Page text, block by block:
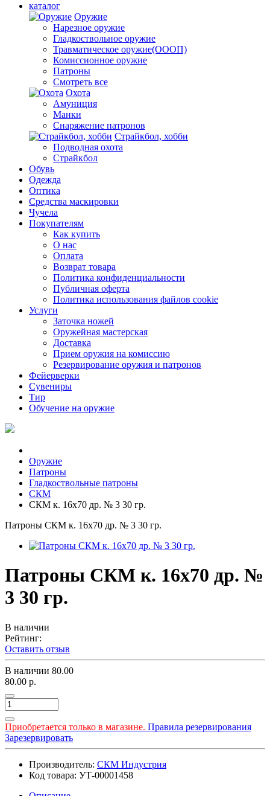
каталог
Оружие
Нарезное оружие
Гладкоствольное оружие
Травматическое оружие(ОООП)
Комиссионное оружие
Патроны
Смотреть все
Охота
Амуниция
Манки
Снаряжение патронов
Страйкбол, хобби
Подводная охота
Страйкбол
Обувь
Одежда
Оптика
Средства маскировки
Чучела
Покупателям
Как купить
О нас
Оплата
Возврат товара
Политика конфиденциальности
Публичная оферта
Политика использования файлов cookie
Услуги
Заточка ножей
Оружейная мастерская
Доставка
Прием оружия на комиссию
Резервирование оружия и патронов
Фейерверки
Сувениры
Тир
Обучение на оружие
Оружие
Патроны
Гладкоствольные патроны
СКМ
СКМ к. 16х70 др. № 3 30 гр.
Патроны СКМ к. 16х70 др. № 3 30 гр.
Патроны СКМ к. 16х70 др. №
3 30 гр.
В наличии
Рейтинг:
Оставить отзыв
В наличии 80.00
80.00 р.
Приобретается только в магазине. Правила резервирования
Зарезервировать
Производитель: СКМ Индустрия
Код товара: УТ-00001458